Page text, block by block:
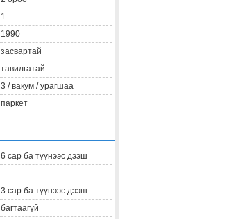
1
1990
засвартай
тавилгатай
3 / вакум / урагшаа
паркет
6 сар ба түүнээс дээш
3 сар ба түүнээс дээш
багтаагүй